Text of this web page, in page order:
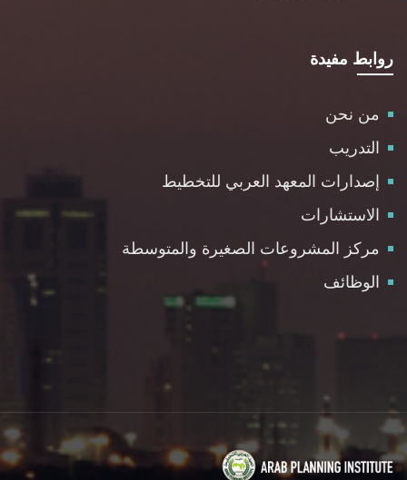
روابط مفيدة
من نحن
التدريب
إصدارات المعهد العربي للتخطيط
الاستشارات
مركز المشروعات الصغيرة والمتوسطة
الوظائف